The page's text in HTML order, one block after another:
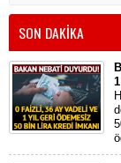
SON DAKİKA